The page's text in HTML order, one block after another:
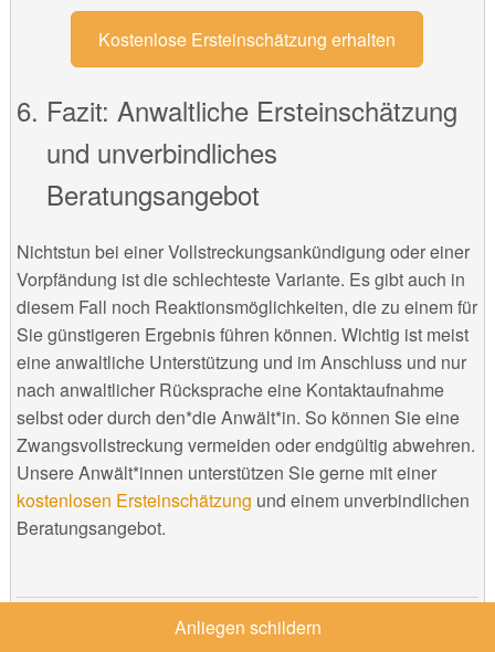
Kostenlose Ersteinschätzung erhalten
Fazit: Anwaltliche Ersteinschätzung
und unverbindliches
Beratungsangebot
Nichtstun bei einer Vollstreckungsankündigung oder einer
Vorpfändung ist die schlechteste Variante. Es gibt auch in
diesem Fall noch Reaktionsmöglichkeiten, die zu einem für
Sie günstigeren Ergebnis führen können. Wichtig ist meist
eine anwaltliche Unterstützung und im Anschluss und nur
nach anwaltlicher Rücksprache eine Kontaktaufnahme
selbst oder durch den*die Anwält*in. So können Sie eine
Zwangsvollstreckung vermeiden oder endgültig abwehren.
Unsere Anwält*innen unterstützen Sie gerne mit einer
kostenlosen Ersteinschätzung und einem unverbindlichen
Beratungsangebot.
War dieser RatgeberAnliegen schildern